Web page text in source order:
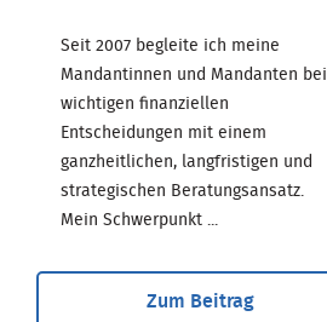
Seit 2007 begleite ich meine
Mandantinnen und Mandanten bei
wichtigen finanziellen
Entscheidungen mit einem
ganzheitlichen, langfristigen und
strategischen Beratungsansatz.
Mein Schwerpunkt ...
Zum Beitrag